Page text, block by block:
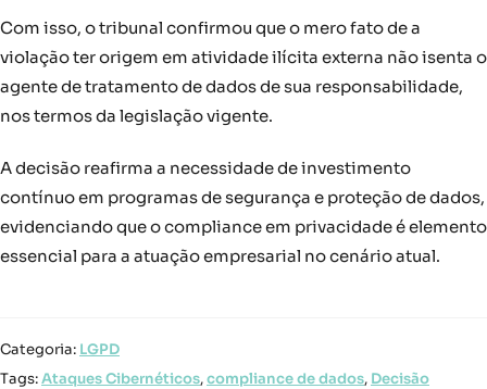
Com isso, o tribunal confirmou que o mero fato de a
violação ter origem em atividade ilícita externa não isenta o
agente de tratamento de dados de sua responsabilidade,
nos termos da legislação vigente.
A decisão reafirma a necessidade de investimento
contínuo em programas de segurança e proteção de dados,
evidenciando que o compliance em privacidade é elemento
essencial para a atuação empresarial no cenário atual.
Categoria: LGPD
Tags:Ataques Cibernéticos,compliance de dados, Decisão